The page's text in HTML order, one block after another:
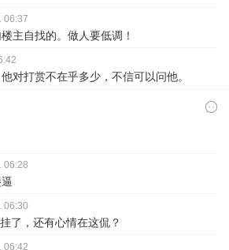
06:37
主自找的。做人要低调！
对打赏不在乎多少，不信可以问他。
06:28
06:30
了，还有心情在这侃？
06:42